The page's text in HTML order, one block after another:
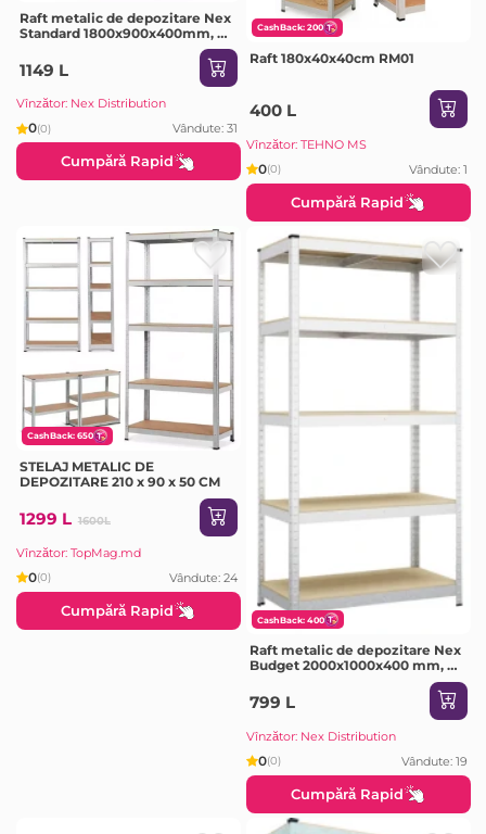
Raft metalic de depozitare Nex
Standard 1800x900x400mm, 5
1149 L
Vînzător: Nex Distribution
0(0) Vândute: 31
Cumpără Rapid
CashBack: 200
Raft 180x40x40cm RM01
400 L
Vînzător: TEHNO MS
0(0) Vândute: 1
Cumpără Rapid
CashBack: 650
STELAJ METALIC DE
DEPOZITARE 210 x 90 x 50 CM
1299 L 1600L
Vînzător: TopMag.md
0(0) Vândute: 24
Cumpără Rapid
CashBack: 400
Raft metalic de depozitare Nex
Budget 2000x1000x400 mm, 5
799 L
Vînzător: Nex Distribution
0(0) Vândute: 19
Cumpără Rapid